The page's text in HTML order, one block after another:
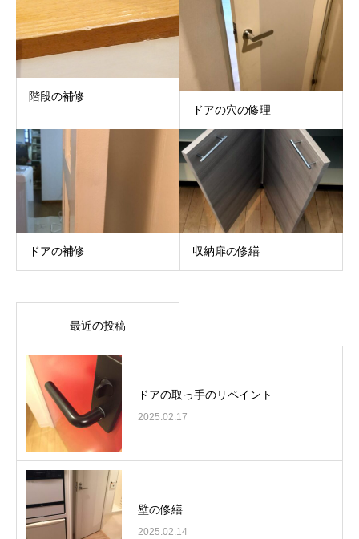
階段の補修
ドアの穴の修理
ドアの補修 収納扉の修繕
最近の投稿
ドアの取っ手のリペイント
2025.02.17
壁の修繕
2025.02.14